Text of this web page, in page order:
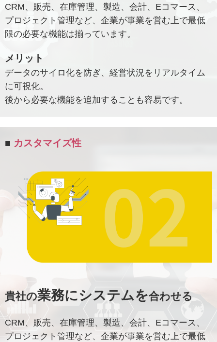
CRM、販売、在庫管理、製造、会計、Eコマース、
プロジェクト管理など、企業が事業を営む上で最低
限の必要な機能は揃っています。
メリット
データのサイロ化を防ぎ、経営状況をリアルタイム
に可視化。
後から必要な機能を追加することも容易です。
■ カスタマイズ性
貴社の業務にシステムを合わせる
CRM、販売、在庫管理、製造、会計、Eコマース、
プロジェクト管理など、企業が事業を営む上で最低